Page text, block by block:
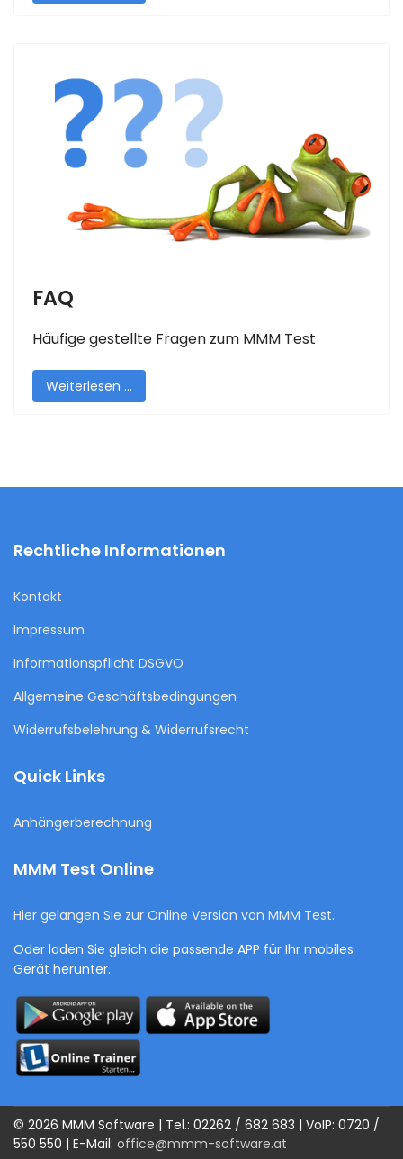
FAQ
Häufige gestellte Fragen zum MMM Test
Weiterlesen …
Rechtliche Informationen
Kontakt
Impressum
Informationspflicht DSGVO
Allgemeine Geschäftsbedingungen
Widerrufsbelehrung & Widerrufsrecht
Quick Links
Anhängerberechnung
MMM Test Online
Hier gelangen Sie zur Online Version von MMM Test.
Oder laden Sie gleich die passende APP für Ihr mobiles
Gerät herunter.
© 2026 MMM Software | Tel.: 02262 / 682 683 | VoIP: 0720 /
550 550 | E-Mail: office@mmm-software.at